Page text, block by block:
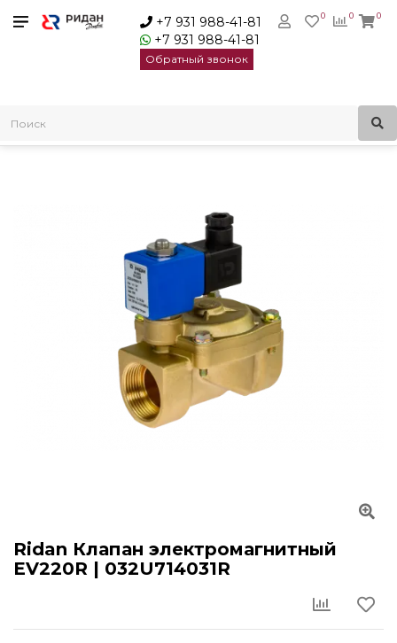
+7 931 988-41-81
+7 931 988-41-81
Обратный звонок
0
0 0
Электромагнитные клапаны
Ridan Клапан электромагнитный
EV220R | 032U714031R